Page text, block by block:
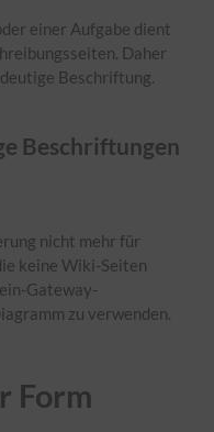
einer Aufgabe dient
Daher
Beschriftung.
Beschriftungen
nicht mehr für
keine Wiki-Seiten
Gateway-
zu verwenden.
Form